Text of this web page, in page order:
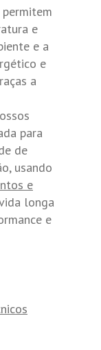
e
e a
e
a
para
de
usando
e
longa
e